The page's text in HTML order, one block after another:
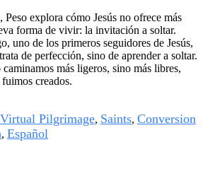
explora cómo Jesús no ofrece más
forma de vivir: la invitación a soltar.
uno de los primeros seguidores de Jesús,
de perfección, sino de aprender a soltar.
más ligeros, sino más libres,
creados.
Virtual Pilgrimage, Saints, Conversion
, Español